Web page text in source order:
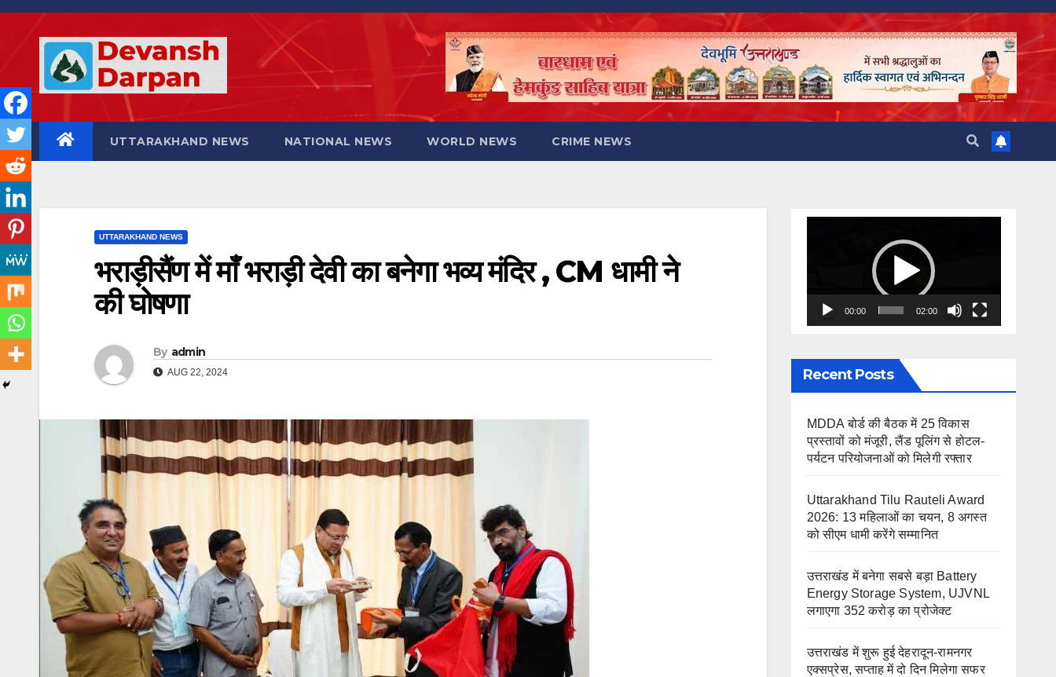
Skip
UTTARAKHAND NEWS NATIONAL NEWS WORLD NEWS CRIME NEWS
UTTARAKHAND NEWS
भराड़ीसैंण में माँ भराड़ी देवी का बनेगा भव्य मंदिर , CM धामी ने
की घोषणा
By admin
AUG 22, 2024
00:00 02:00
Recent Posts
MDDA बोर्ड की बैठक में 25 विकास
प्रस्तावों को मंजूरी, लैंड पूलिंग से होटल-
पर्यटन परियोजनाओं को मिलेगी रफ्तार
Uttarakhand Tilu Rauteli Award
2026: 13 महिलाओं का चयन, 8 अगस्त
को सीएम धामी करेंगे सम्मानित
उत्तराखंड में बनेगा सबसे बड़ा Battery
Energy Storage System, UJVNL
लगाएगा 352 करोड़ का प्रोजेक्ट
उत्तराखंड में शुरू हुई देहरादून-रामनगर
एक्सप्रेस, सप्ताह में दो दिन मिलेगा सफर